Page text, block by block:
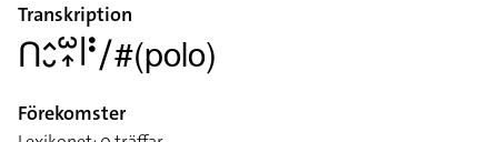
Transkription
􌤽􌤵􌤷􌥱􌥾􌥼􌥻􌥠#(polo)
Förekomster